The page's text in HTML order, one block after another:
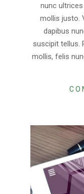
nunc
mollis justo.
dapibus
suscipit tellus.
mollis, felis